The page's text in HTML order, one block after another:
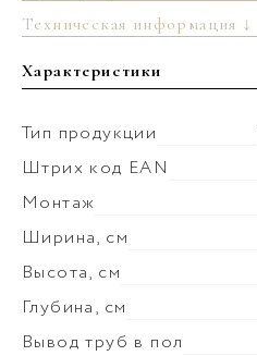
Техническая информация ↓
Характеристики
Тип продукции
Штрих код EAN
Монтаж
Ширина, см
Высота, см
Глубина, см
Вывод труб в пол